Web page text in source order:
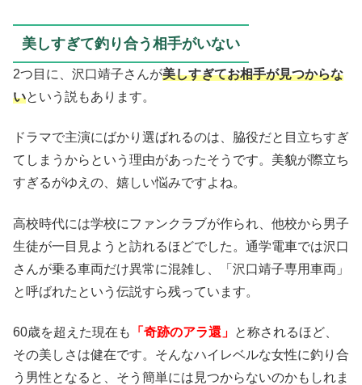
美しすぎて釣り合う相手がいない
2つ目に、沢口靖子さんが美しすぎてお相手が見つからな
いという説もあります。
ドラマで主演にばかり選ばれるのは、脇役だと目立ちすぎ
てしまうからという理由があったそうです。美貌が際立ち
すぎるがゆえの、嬉しい悩みですよね。
高校時代には学校にファンクラブが作られ、他校から男子
生徒が一目見ようと訪れるほどでした。通学電車では沢口
さんが乗る車両だけ異常に混雑し、「沢口靖子専用車両」
と呼ばれたという伝説すら残っています。
60歳を超えた現在も 「奇跡のアラ還」 と称されるほど、
その美しさは健在です。そんなハイレベルな女性に釣り合
う男性となると、そう簡単には見つからないのかもしれま